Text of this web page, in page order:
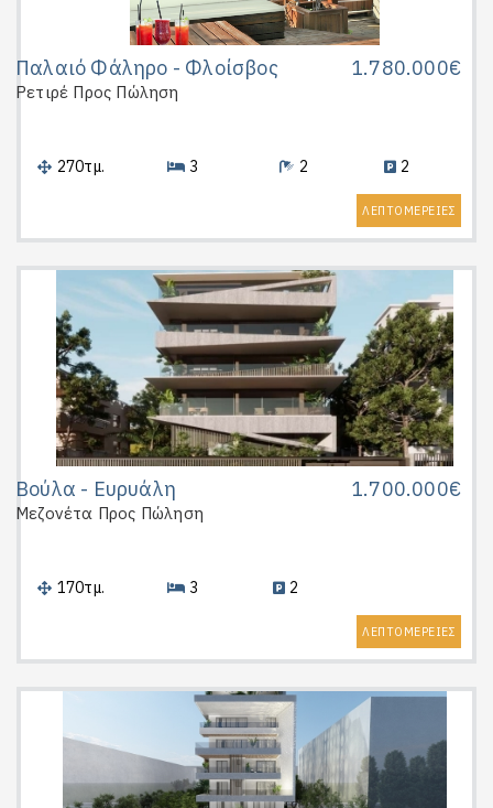
Παλαιό Φάληρο - Φλοίσβος 1.780.000€
Ρετιρέ Προς Πώληση
270τμ. 3 2 2
ΛΕΠΤΟΜΕΡΕΙΕΣ
Βούλα - Ευρυάλη 1.700.000€
Μεζονέτα Προς Πώληση
170τμ. 3 2
ΛΕΠΤΟΜΕΡΕΙΕΣ